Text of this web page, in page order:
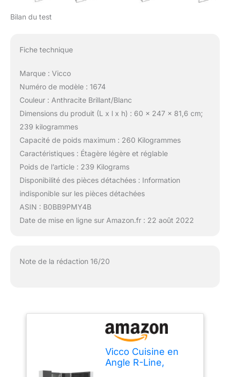
Bilan du test
Fiche technique
Marque : Vicco
Numéro de modèle : 1674
Couleur : Anthracite Brillant/Blanc
Dimensions du produit (L x l x h) : 60 x 247 x 81,6 cm;
239 kilogrammes
Capacité de poids maximum : 260 Kilogrammes
Caractéristiques : Étagère légère et réglable
Poids de l’article : 239 Kilograms
Disponibilité des pièces détachées : Information
indisponible sur les pièces détachées
ASIN : B0BB9PMY4B
Date de mise en ligne sur Amazon.fr : 22 août 2022
Note de la rédaction 16/20
Vicco Cuisine en
Angle R-Line,